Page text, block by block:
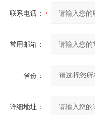
联系电话：
常用邮箱：
省份：
详细地址：